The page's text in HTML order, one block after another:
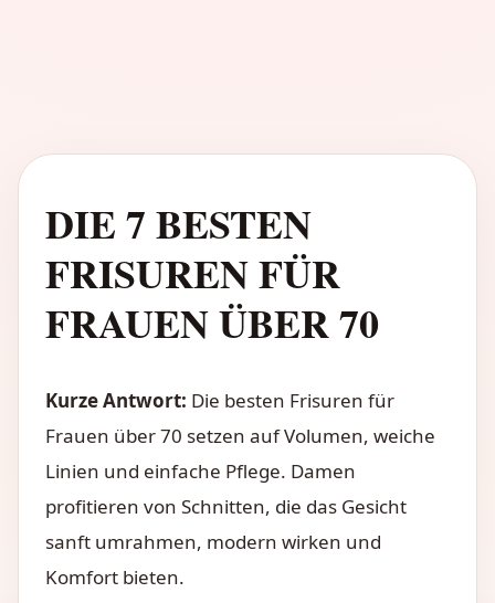
DIE 7 BESTEN
FRISUREN FÜR
FRAUEN ÜBER 70
Kurze Antwort: Die besten Frisuren für
Frauen über 70 setzen auf Volumen, weiche
Linien und einfache Pflege. Damen
profitieren von Schnitten, die das Gesicht
sanft umrahmen, modern wirken und
Komfort bieten.